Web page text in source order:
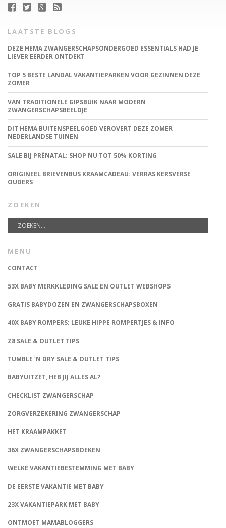
LAATSTE BLOGS
DEZE HEMA ZWANGERSCHAPSONDERGOED ESSENTIALS HAD JE
LIEVER EERDER ONTDEKT
TOP 5 BESTE LANDAL VAKANTIEPARKEN VOOR GEZINNEN DEZE
ZOMER
VAN TRADITIONELE GIPSBUIK NAAR MODERN
ZWANGERSCHAPSBEELDJE
DIT HEMA BUITENSPEELGOED VEROVERT DEZE ZOMER
NEDERLANDSE TUINEN
SALE BIJ PRÉNATAL: SHOP NU TOT 50% KORTING
ORIGINEEL BRIEVENBUS KRAAMCADEAU: VERRAS KERSVERSE
OUDERS
ZOEKEN
MENU
CONTACT
53X BABY MERKKLEDING SALE EN OUTLET WEBSHOPS
GRATIS BABYDOZEN EN ZWANGERSCHAPSBOXEN
40X BABY ROMPERS: LEUKE HIPPE ROMPERTJES & INFO
Z8 SALE & OUTLET TIPS
TUMBLE ‘N DRY SALE & OUTLET TIPS
BABYUITZET, HEB JIJ ALLES AL?
CHECKLIST ZWANGERSCHAP
ZORGVERZEKERING ZWANGERSCHAP
HET KRAAMPAKKET
36X ZWANGERSCHAPSBOEKEN
WELKE VAKANTIEBESTEMMING MET BABY
DE EERSTE VAKANTIE MET BABY
23X VAKANTIEPARK MET BABY
ONTMOET MAMABLOGGERS